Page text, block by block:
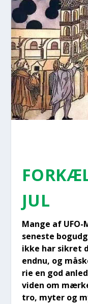
JUL
Man­ge af
sene­ste
ikke har sik­ret
end­nu, og
rie en god
viden om
tro, myter og